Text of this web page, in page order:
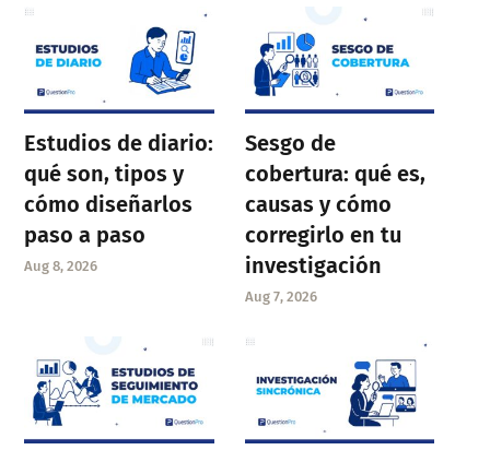
Estudios de diario:
qué son, tipos y
cómo diseñarlos
paso a paso
Aug 8, 2026
Sesgo de
cobertura: qué es,
causas y cómo
corregirlo en tu
investigación
Aug 7, 2026